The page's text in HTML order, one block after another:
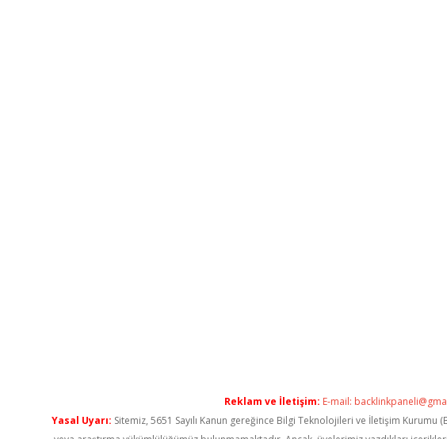
Reklam ve İletişim: E-mail:
Yasal Uyarı: Sitemiz, 5651 Sayılı Kanun gereğince Bilgi Teknolojileri ve İletişim